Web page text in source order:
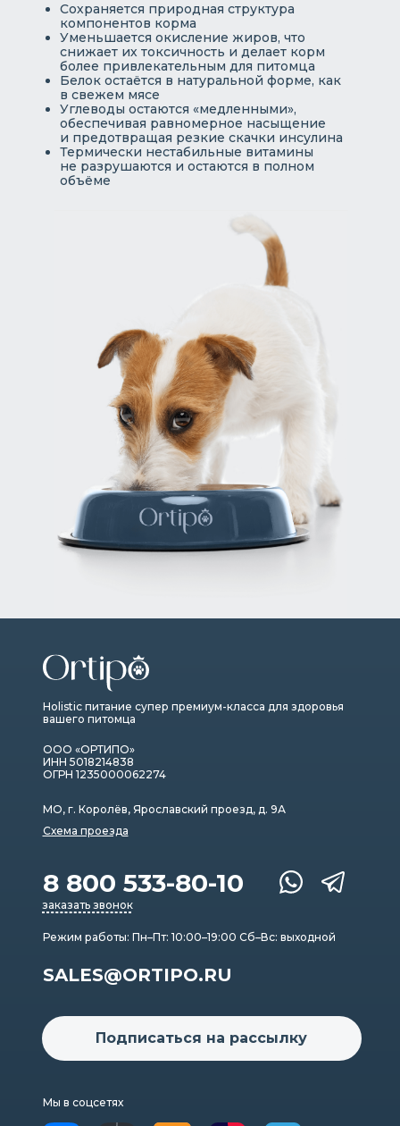
Сохраняется природная структура
компонентов корма
Уменьшается окисление жиров, что
снижает их токсичность и делает корм
более привлекательным для питомца
Белок остаётся в натуральной форме, как
в свежем мясе
Углеводы остаются «медленными»,
обеспечивая равномерное насыщение
и предотвращая резкие скачки инсулина
Термически нестабильные витамины
не разрушаются и остаются в полном
объёме
заказать звонок
Holistic питание супер премиум-класса для здоровья
вашего питомца
ООО «ОРТИПО»
ИНН 5018214838
ОГРН 1235000062274
Режим работы: Пн–Пт: 10:00–19:00 Сб–Вс: выходной
МО, г. Королёв, Ярославский проезд, д. 9А
Схема проезда
8 800 533-80-10
SALES@ORTIPO.RU
Подписаться на рассылку
Мы в соцсетях